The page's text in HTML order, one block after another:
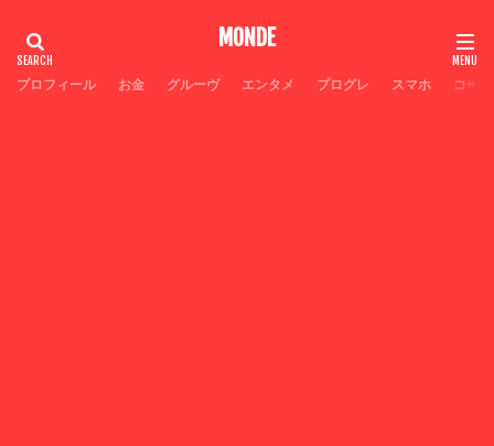
MONDE
プロフィール お金 グルーヴ エンタメ プログレ スマホ コー